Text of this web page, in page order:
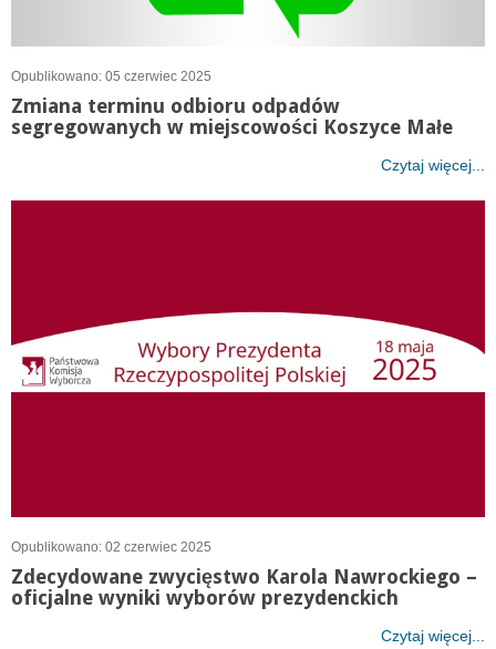
Opublikowano: 05 czerwiec 2025
Zmiana terminu odbioru odpadów
segregowanych w miejscowości Koszyce Małe
Czytaj więcej...
Opublikowano: 02 czerwiec 2025
Zdecydowane zwycięstwo Karola Nawrockiego –
oficjalne wyniki wyborów prezydenckich
Czytaj więcej...